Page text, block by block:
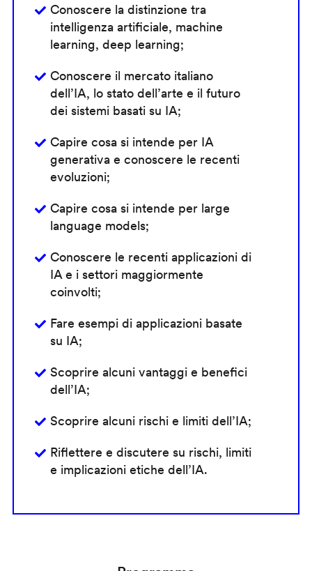
Conoscere la distinzione tra
intelligenza artificiale, machine
learning, deep learning;
Conoscere il mercato italiano
dell’IA, lo stato dell’arte e il futuro
dei sistemi basati su IA;
Capire cosa si intende per IA
generativa e conoscere le recenti
evoluzioni;
Capire cosa si intende per large
language models;
Conoscere le recenti applicazioni di
IA e i settori maggiormente
coinvolti;
Fare esempi di applicazioni basate
su IA;
Scoprire alcuni vantaggi e benefici
dell’IA;
Scoprire alcuni rischi e limiti dell’IA;
Riflettere e discutere su rischi, limiti
e implicazioni etiche dell’IA.